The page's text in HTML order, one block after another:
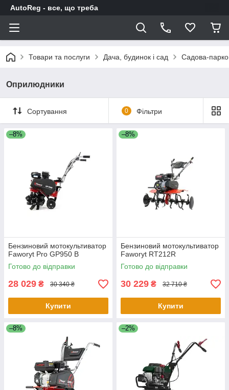
AutoReg - все, що треба
Товари та послуги Дача, будинок і сад Садова-
Оприлюдники
Сортування 0 Фільтри
–8%
Бензиновий мотокультиватор
Faworyt Pro GP950 B
Готово до відправки
28 029 ₴ 30 340 ₴
Купити
–8%
Бензиновий мотокультиватор
Faworyt RT212R
Готово до відправки
30 229 ₴ 32 710 ₴
Купити
–8% –2%